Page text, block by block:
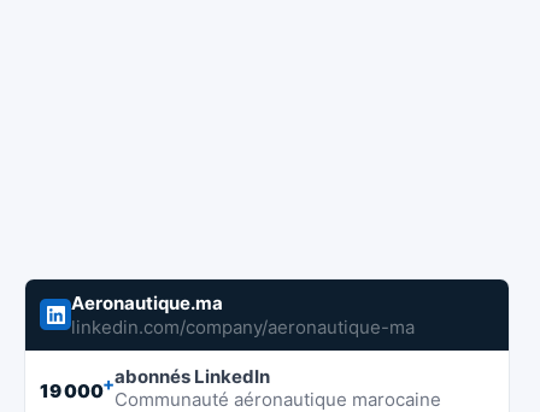
Aeronautique.ma
linkedin.com/company/aeronautique-ma
19 000+abonnés LinkedIn
Communauté aéronautique marocaine